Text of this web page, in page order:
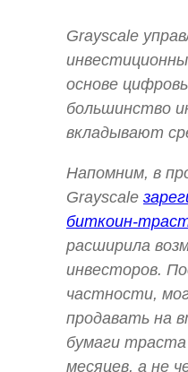
Grayscale
основе
большинство
вкладывают
Напомним, в
Grayscale
биткоин-
расширила
инвесторов.
частности,
продавать на
бумаги
месяцев, а не